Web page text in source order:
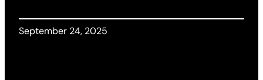
September 24, 2025